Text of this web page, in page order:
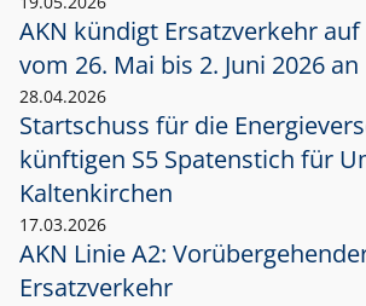
AKN kündigt Ersatzverkehr
vom 26. Mai bis 2. Juni 2026 an
28.04.2026
Startschuss für die
künftigen S5 Spatenstich für
Kaltenkirchen
17.03.2026
AKN Linie A2:
Ersatzverkehr